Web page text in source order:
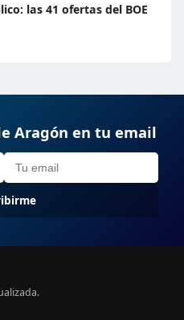
las 41 ofertas del BOE
Aragón en tu email